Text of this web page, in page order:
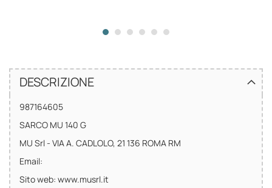
DESCRIZIONE
987164605
SARCO MU 140 G
MU Srl - VIA A. CADLOLO, 21 136 ROMA RM
Email:
Sito web: www.musrl.it